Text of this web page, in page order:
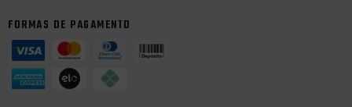
FORMAS DE PAGAMENTO